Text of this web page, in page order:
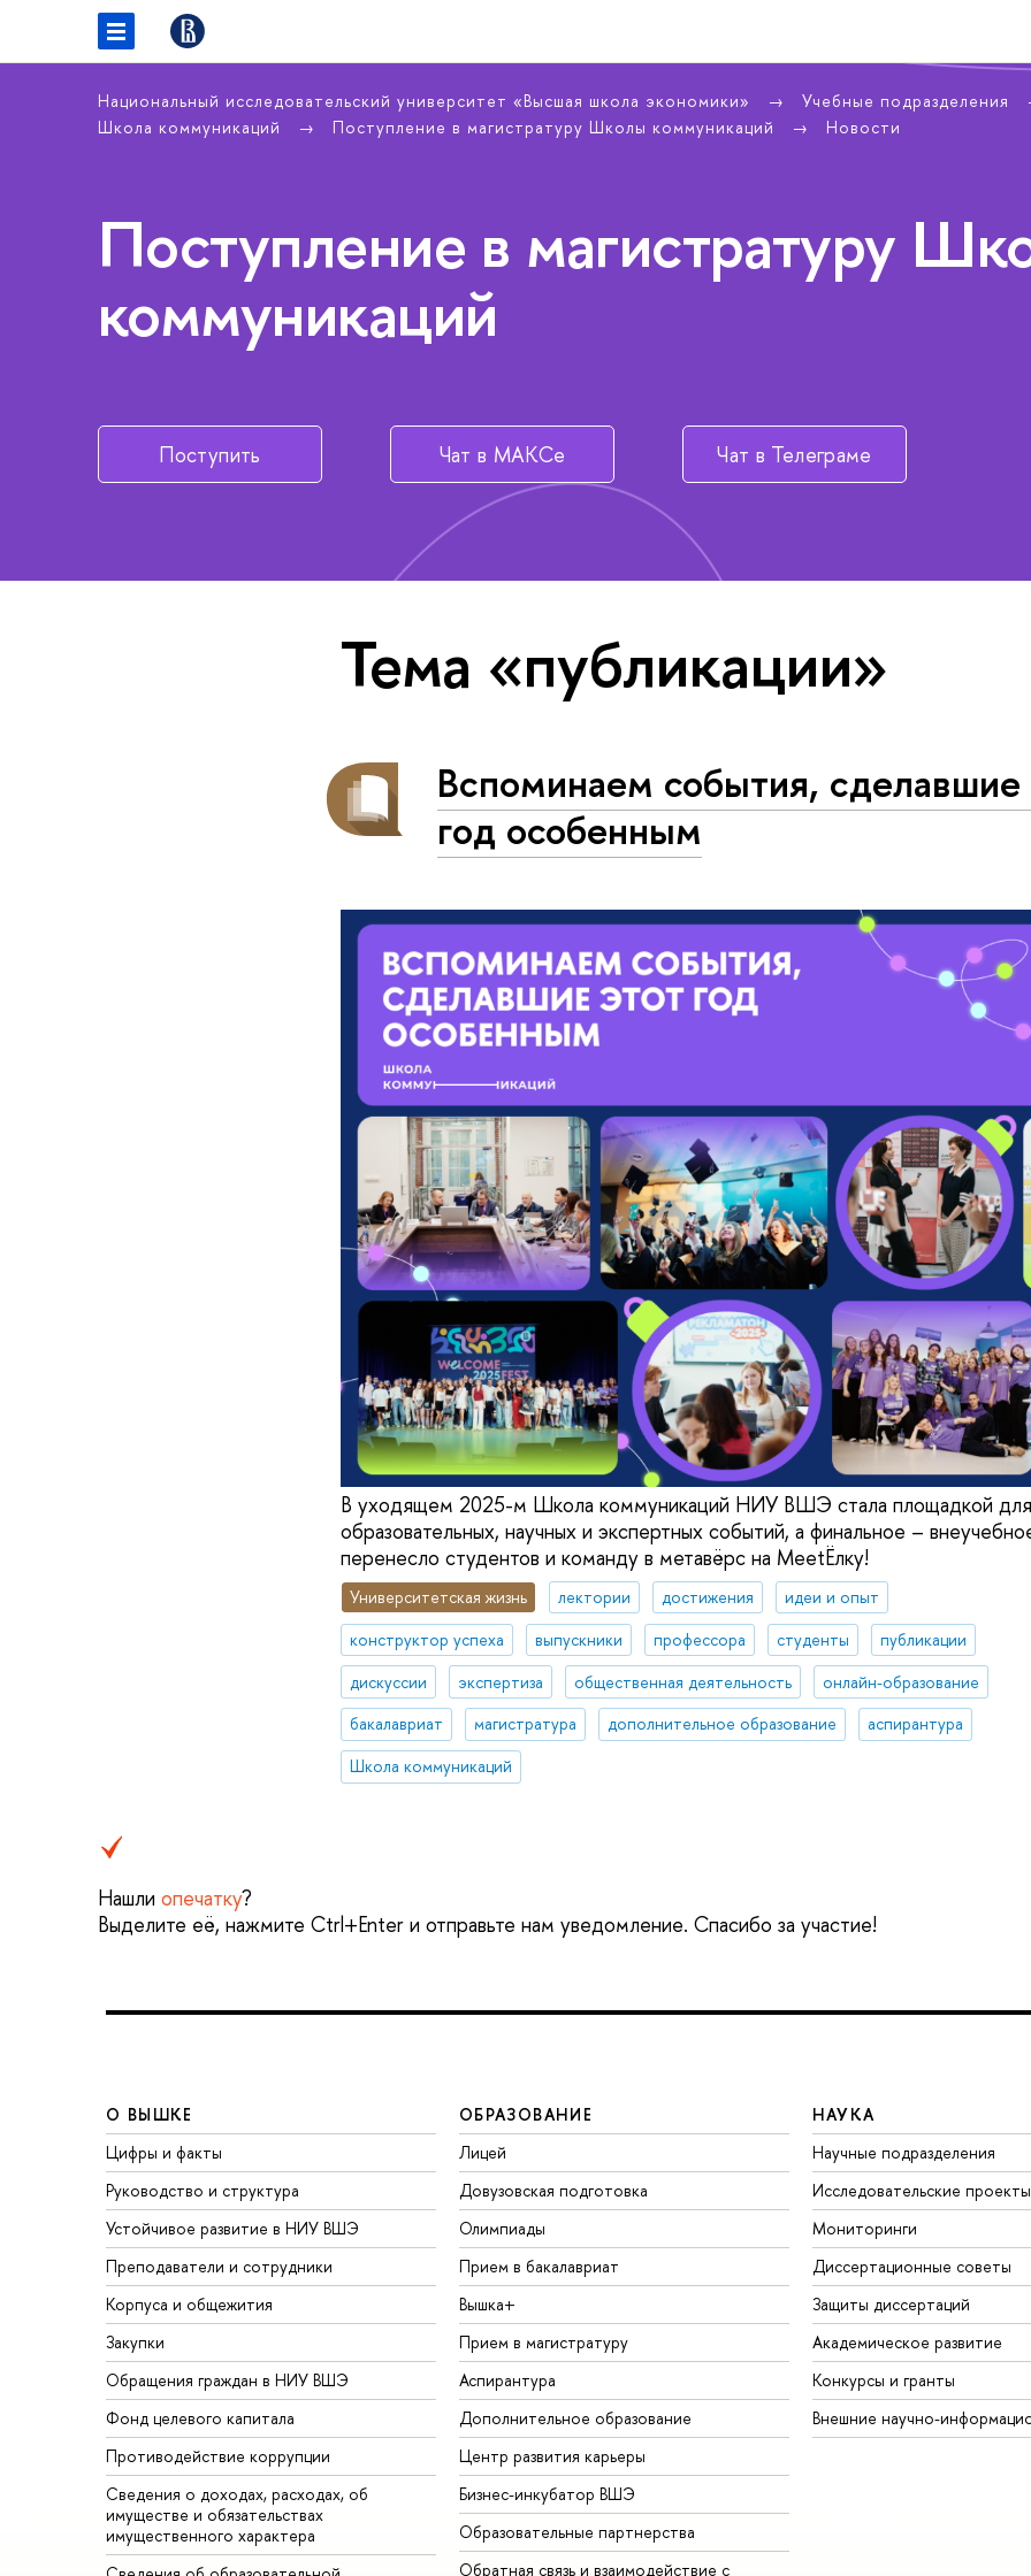
Национальный исследовательский университет «Высшая школа экономики»
Учебные подразделения
Школа коммуникаций
Поступление в магистратуру Школы коммуникаций Новости
Поступление в магистратуру
коммуникаций
Поступить Чат в МАКСе Чат в Телеграме
Тема «публикации»
Вспоминаем события, сделавшие
год особенным
В уходящем 2025-м Школа коммуникаций НИУ ВШЭ стала площадкой
образовательных, научных и экспертных событий, а финальное –
перенесло студентов и команду в метавёрс на MeetЁлку!
Университетская жизнь лектории достижения
идеи и опыт
конструктор успеха
выпускники профессора студенты
публикации
дискуссии
экспертиза общественная деятельность
онлайн-образование
бакалавриат
магистратура дополнительное образование
аспирантура
Школа коммуникаций
Нашли опечатку?
Выделите её, нажмите Ctrl+Enter и отправьте нам уведомление. Спасибо за участие!
О ВЫШКЕ
Цифры и факты
Руководство и структура
Устойчивое развитие в НИУ ВШЭ
Преподаватели и сотрудники
Корпуса и общежития
Закупки
Обращения граждан в НИУ ВШЭ
Фонд целевого капитала
Противодействие коррупции
Сведения о доходах, расходах, об
имуществе и обязательствах
имущественного характера
ОБРАЗОВАНИЕ
Лицей
Довузовская подготовка
Олимпиады
Прием в бакалавриат
Вышка+
Прием в магистратуру
Аспирантура
Дополнительное образование
Центр развития карьеры
Бизнес-инкубатор ВШЭ
Образовательные партнерства
Обратная связь и взаимодействие с
НАУКА
Научные подразделения
Исследовательские проекты
Мониторинги
Диссертационные советы
Защиты диссертаций
Академическое развитие
Конкурсы и гранты
Внешние научно-